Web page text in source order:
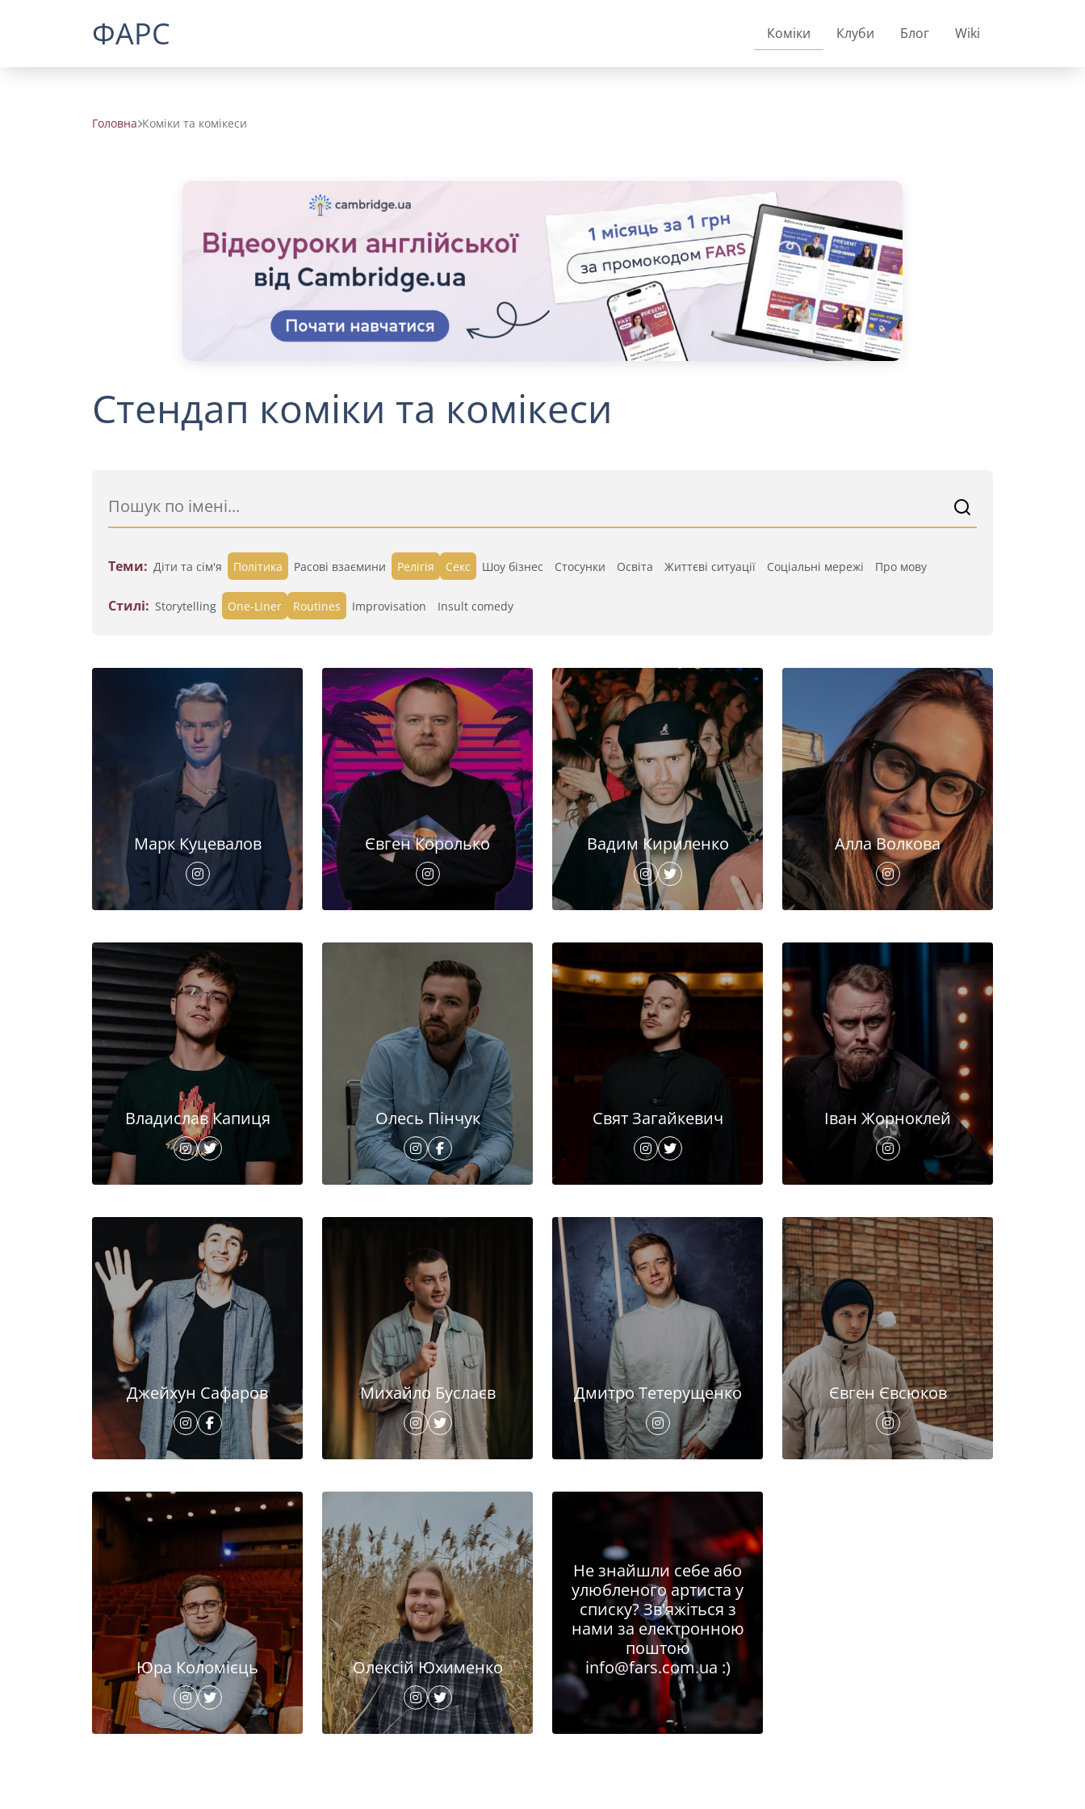
ФАРС Коміки Клуби Блог Wiki
Головна Коміки та комікеси
Стендап коміки та комікеси
Теми: Діти та сім'я Політика Расові взаємини Релігія Секс Шоу бізнес Стосунки Освіта Життєві ситуації Cоціальні мережі Про мову
Стилі: Storytelling One-Liner Routines Improvisation Insult comedy
Марк Куцевалов Євген Королько Вадим Кириленко Алла Волкова
Владислав Капиця Олесь Пінчук Свят Загайкевич Іван Жорноклей
Джейхун Сафаров Михайло Буслаєв Дмитро Тетерущенко Євген Євсюков
Юра Коломієць Олексій Юхименко
Не знайшли себе або
улюбленого артиста у
списку? Зв'яжіться з
нами за електронною
поштою
info@fars.com.ua :)